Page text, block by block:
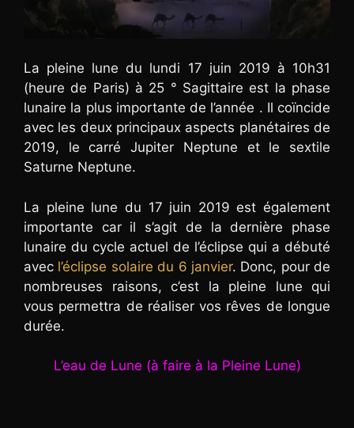
La pleine lune du lundi 17 juin 2019 à 10h31
(heure de Paris) à 25 ° Sagittaire est la phase
lunaire la plus importante de l’année . Il coïncide
avec les deux principaux aspects planétaires de
2019, le carré Jupiter Neptune et le sextile
Saturne Neptune.
La pleine lune du 17 juin 2019 est également
importante car il s’agit de la dernière phase
lunaire du cycle actuel de l’éclipse qui a débuté
avec l’éclipse solaire du 6 janvier. Donc, pour de
nombreuses raisons, c’est la pleine lune qui
vous permettra de réaliser vos rêves de longue
durée.
L’eau de Lune (à faire à la Pleine Lune)